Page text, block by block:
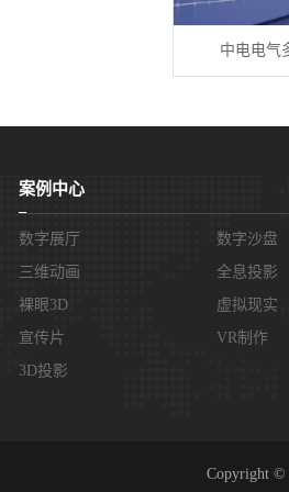
中电电气
案例中心
数字展厅
数字沙盘
三维动画
全息投影
裸眼3D
虚拟现实
宣传片
VR制作
3D投影
Copyright